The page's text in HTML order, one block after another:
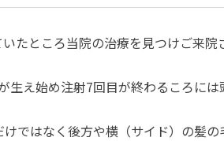
たところ当院の治療を見つけご来院
生え始め注射7回目が終わるころに
ではなく後方や横（サイド）の髪の